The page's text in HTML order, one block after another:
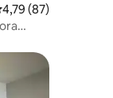
de uma
4,79 (87)